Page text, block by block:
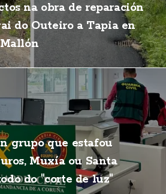
na obra de reparación
do Outeiro a Tapia en
grupo que estafou
Muxía ou Santa
do "corte de luz"